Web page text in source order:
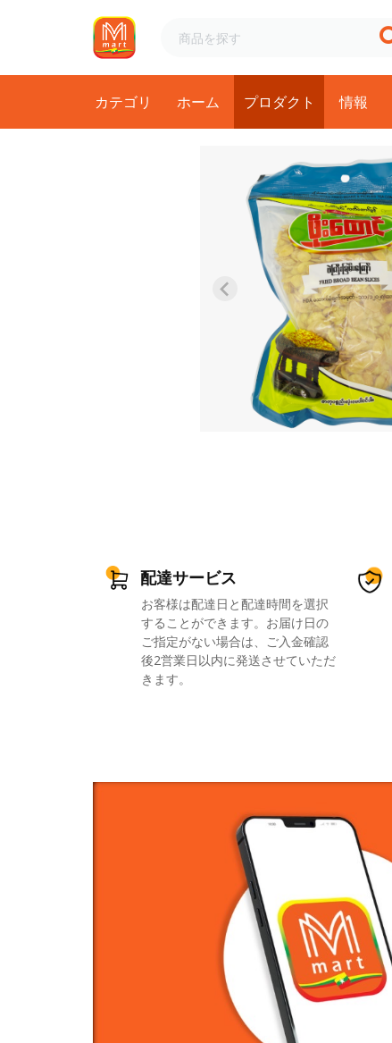
カテゴリ ホーム プロダクト 情報
配達サービス
お客様は配達日と配達時間を選択
することができます。お届け日の
ご指定がない場合は、ご入金確認
後2営業日以内に発送させていただ
きます。